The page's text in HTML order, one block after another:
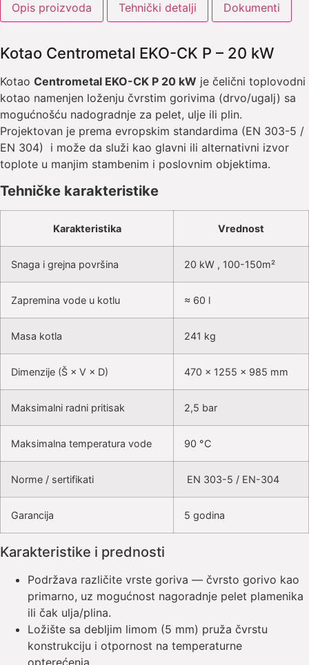
Opis proizvoda Tehnički detalji Dokumenti
Kotao Centrometal EKO-CK P – 20 kW
Kotao Centrometal EKO-CK P 20 kW je čelični toplovodni
kotao namenjen loženju čvrstim gorivima (drvo/ugalj) sa
mogućnošću nadogradnje za pelet, ulje ili plin.
Projektovan je prema evropskim standardima (EN 303-5 /
EN 304) i može da služi kao glavni ili alternativni izvor
toplote u manjim stambenim i poslovnim objektima.
Tehničke karakteristike
Karakteristika Vrednost
Snaga i grejna površina 20 kW , 100-150m²
Zapremina vode u kotlu ≈ 60 l
Masa kotla 241 kg
Dimenzije (Š × V × D) 470 × 1255 × 985 mm
Maksimalni radni pritisak 2,5 bar
Maksimalna temperatura vode 90 °C
Norme / sertifikati EN 303-5 / EN-304
Garancija 5 godina
Karakteristike i prednosti
Podržava različite vrste goriva — čvrsto gorivo kao
primarno, uz mogućnost nagoradnje pelet plamenika
ili čak ulja/plina.
Ložište sa debljim limom (5 mm) pruža čvrstu
konstrukciju i otpornost na temperaturne
opterećenja.